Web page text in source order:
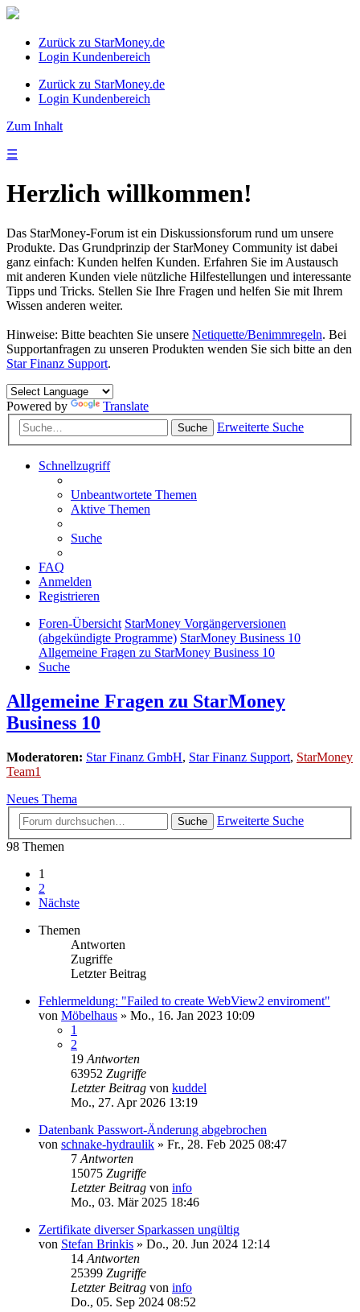
Zurück zu StarMoney.de
Login Kundenbereich
Zurück zu StarMoney.de
Login Kundenbereich
Zum Inhalt
☰
Herzlich willkommen!
Das StarMoney-Forum ist ein Diskussionsforum rund um unsere
Produkte. Das Grundprinzip der StarMoney Community ist dabei
ganz einfach: Kunden helfen Kunden. Erfahren Sie im Austausch
mit anderen Kunden viele nützliche Hilfestellungen und interessante
Tipps und Tricks. Stellen Sie Ihre Fragen und helfen Sie mit Ihrem
Wissen anderen weiter.
Hinweise: Bitte beachten Sie unsere Netiquette/Benimmregeln. Bei
Supportanfragen zu unseren Produkten wenden Sie sich bitte an den
Star Finanz Support.
Powered by Translate
Suche Erweiterte Suche
Schnellzugriff
Unbeantwortete Themen
Aktive Themen
Suche
FAQ
Anmelden
Registrieren
Foren-Übersicht StarMoney Vorgängerversionen
(abgekündigte Programme) StarMoney Business 10
Allgemeine Fragen zu StarMoney Business 10
Suche
Allgemeine Fragen zu StarMoney
Business 10
Moderatoren: Star Finanz GmbH, Star Finanz Support, StarMoney
Team1
Neues Thema
Suche
Erweiterte Suche
98 Themen
1
2
Nächste
Themen
Antworten
Zugriffe
Letzter Beitrag
Fehlermeldung: "Failed to create WebView2 enviroment"
von Möbelhaus » Mo., 16. Jan 2023 10:09
1
2
19 Antworten
63952 Zugriffe
Letzter Beitrag von kuddel
Mo., 27. Apr 2026 13:19
Datenbank Passwort-Änderung abgebrochen
von schnake-hydraulik » Fr., 28. Feb 2025 08:47
7 Antworten
15075 Zugriffe
Letzter Beitrag von info
Mo., 03. Mär 2025 18:46
Zertifikate diverser Sparkassen ungültig
von Stefan Brinkis » Do., 20. Jun 2024 12:14
14 Antworten
25399 Zugriffe
Letzter Beitrag von info
Do., 05. Sep 2024 08:52